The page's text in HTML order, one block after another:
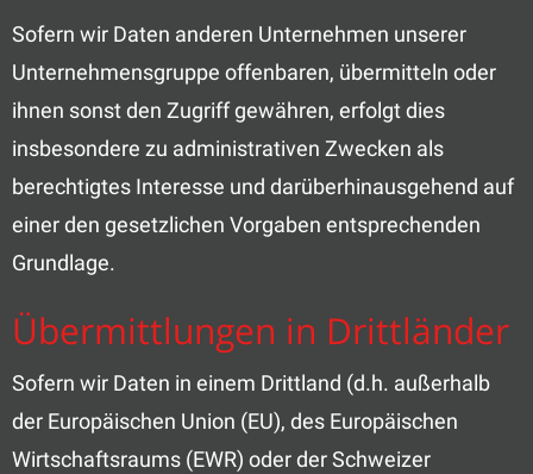
Sofern wir Daten anderen Unternehmen unserer
Unternehmensgruppe offenbaren, übermitteln oder
ihnen sonst den Zugriff gewähren, erfolgt dies
insbesondere zu administrativen Zwecken als
berechtigtes Interesse und darüberhinausgehend auf
einer den gesetzlichen Vorgaben entsprechenden
Grundlage.
Übermittlungen in Drittländer
Sofern wir Daten in einem Drittland (d.h. außerhalb
der Europäischen Union (EU), des Europäischen
Wirtschaftsraums (EWR) oder der Schweizer